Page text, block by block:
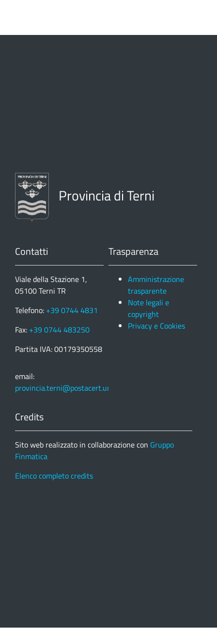
Provincia di Terni
Contatti
Viale della Stazione 1,
05100 Terni TR
Telefono: +39 0744 4831
Fax: +39 0744 483250
Partita IVA: 00179350558
email:
provincia.terni@postacert.umbria.it
Trasparenza
Amministrazione
trasparente
Note legali e
copyright
Privacy e Cookies
Credits
Sito web realizzato in collaborazione con Gruppo
Finmatica
Elenco completo credits